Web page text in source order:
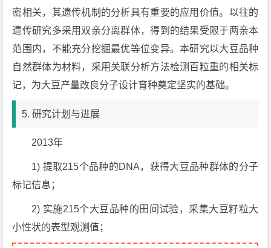
密相关，其遗传机制的分析具有重要的应用价值。以往的
遗传研究多采用双亲分离群体，得到的结果受限于两亲本
范围内，不能充分挖掘最优等位变异。本研究以大豆品种
自然群体为材料，采用关联分析方法检测百粒重的相关标
记，为大豆产量改良分子设计育种奠定坚实的基础。
5. 研究计划与进展
2013年
1) 提取215个品种的DNA，获得大豆品种群体的分子
标记信息；
2) 实施215个大豆品种的田间试验，采集大豆籽粒大
小性状的表型观测值；